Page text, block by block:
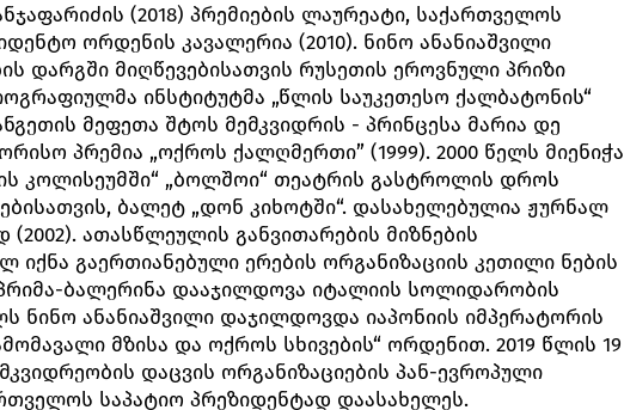
(2018) პრემიების ლაურეატი, საქართველოს
ორდენის კავალერია (2010). ნინო ანანიაშვილი
დარგში მიღწევებისათვის რუსეთის ეროვნული პრიზი
ინსტიტუტმა „წლის საუკეთესო ქალბატონის“
მეფეთა შტოს მემკვიდრის - პრინცესა მარია დე
პრემია „ოქროს ქალღმერთი” (1999). 2000 წელს მიენიჭა
კოლისეუმში“ „ბოლშოი“ თეატრის გასტროლის დროს
ბალეტ „დონ კიხოტში“. დასახელებულია ჟურნალ
ათასწლეულის განვითარების მიზნების
იქნა გაერთიანებული ერების ორგანიზაციის კეთილი ნების
ბალერინა დააჯილდოვა იტალიის სოლიდარობის
ნინო ანანიაშვილი დაჯილდოვდა იაპონიის იმპერატორის
მზისა და ოქროს სხივების“ ორდენით. 2019 წლის 19
დაცვის ორგანიზაციების პან-ევროპული
საპატიო პრეზიდენტად დაასახელეს.